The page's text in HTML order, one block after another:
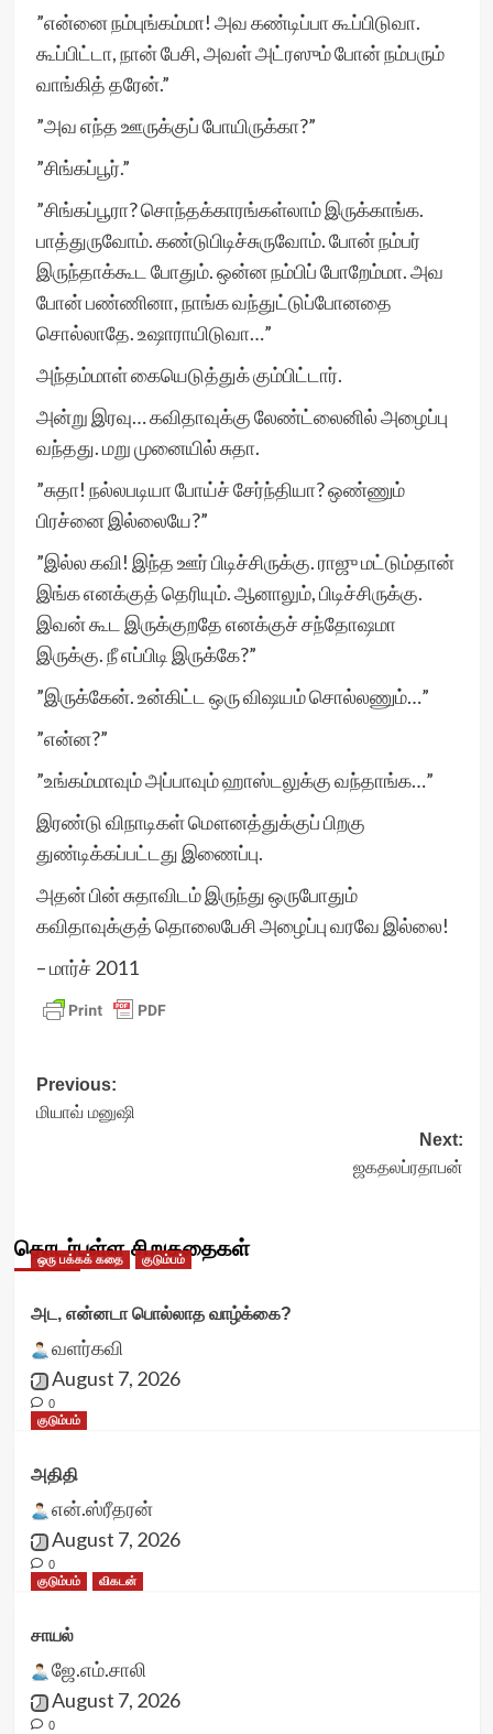
”என்னை நம்புங்கம்மா! அவ கண்டிப்பா கூப்பிடுவா.
கூப்பிட்டா, நான் பேசி, அவள் அட்ரஸும் போன் நம்பரும்
வாங்கித் தரேன்.”
”அவ எந்த ஊருக்குப் போயிருக்கா?”
”சிங்கப்பூர்.”
”சிங்கப்பூரா? சொந்தக்காரங்கள்லாம் இருக்காங்க.
பாத்துருவோம். கண்டுபிடிச்சுருவோம். போன் நம்பர்
இருந்தாக்கூட போதும். ஒன்ன நம்பிப் போறேம்மா. அவ
போன் பண்ணினா, நாங்க வந்துட்டுப்போனதை
சொல்லாதே. உஷாராயிடுவா…”
அந்தம்மாள் கையெடுத்துக் கும்பிட்டார்.
அன்று இரவு… கவிதாவுக்கு லேண்ட்லைனில் அழைப்பு
வந்தது. மறு முனையில் சுதா.
”சுதா! நல்லபடியா போய்ச் சேர்ந்தியா? ஒண்ணும்
பிரச்னை இல்லையே?”
”இல்ல கவி! இந்த ஊர் பிடிச்சிருக்கு. ராஜு மட்டும்தான்
இங்க எனக்குத் தெரியும். ஆனாலும், பிடிச்சிருக்கு.
இவன் கூட இருக்குறதே எனக்குச் சந்தோஷமா
இருக்கு. நீ எப்பிடி இருக்கே?”
”இருக்கேன். உன்கிட்ட ஒரு விஷயம் சொல்லணும்…”
”என்ன?”
”உங்கம்மாவும் அப்பாவும் ஹாஸ்டலுக்கு வந்தாங்க…”
இரண்டு விநாடிகள் மௌனத்துக்குப் பிறகு
துண்டிக்கப்பட்டது இணைப்பு.
அதன் பின் சுதாவிடம் இருந்து ஒருபோதும்
கவிதாவுக்குத் தொலைபேசி அழைப்பு வரவே இல்லை!
– மார்ச் 2011
Post
navigation
Previous:
மியாவ் மனுஷி
Next:
ஜகதலப்ரதாபன்
தொடர்புள்ள சிறுகதைகள்
ஒரு பக்கக் கதை குடும்பம்
அட, என்னடா பொல்லாத வாழ்க்கை?
வளர்கவி
August 7, 2026
0
குடும்பம்
அதிதி
என்.ஸ்ரீதரன்
August 7, 2026
0
குடும்பம்
விகடன்
சாயல்
ஜே.எம்.சாலி
August 7, 2026
0